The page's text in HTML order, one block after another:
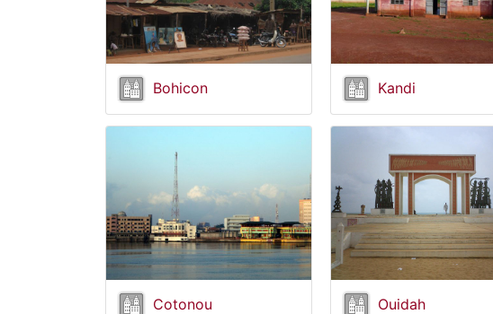
Bohicon
Cotonou
Kandi
Ouidah